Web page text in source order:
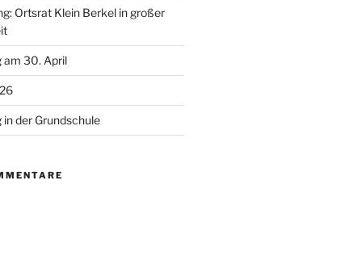
Ortsrat Klein Berkel in großer
am 30. April
der Grundschule